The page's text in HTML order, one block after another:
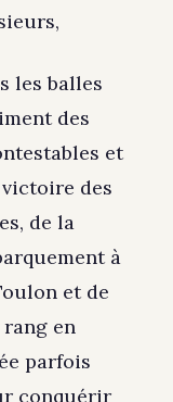
les balles
des
et
des
de la
à
et de
en
parfois
conquérir